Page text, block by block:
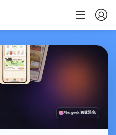
Mergeek 独家限免